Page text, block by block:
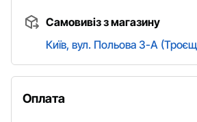
Самовивіз з магазину
Київ, вул. Польова 3-А
Оплата